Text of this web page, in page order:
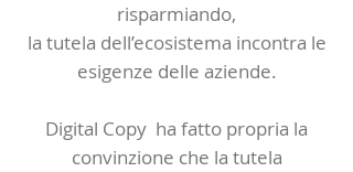
risparmiando,
la tutela dell’ecosistema incontra le
esigenze delle aziende.
Digital Copy ha fatto propria la
convinzione che la tutela